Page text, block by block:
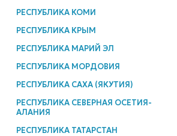
РЕСПУБЛИКА КОМИ
РЕСПУБЛИКА КРЫМ
РЕСПУБЛИКА МАРИЙ ЭЛ
РЕСПУБЛИКА МОРДОВИЯ
РЕСПУБЛИКА САХА (ЯКУТИЯ)
РЕСПУБЛИКА СЕВЕРНАЯ ОСЕТИЯ-
АЛАНИЯ
РЕСПУБЛИКА ТАТАРСТАН